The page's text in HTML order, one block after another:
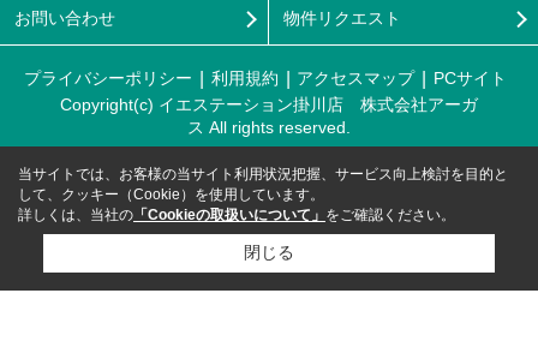
お問い合わせ 物件リクエスト
プライバシーポリシー 利用規約 アクセスマップ
PCサイト
Copyright(c) イエステーション掛川店 株式会社アーガ
ス All rights reserved.
当サイトでは、お客様の当サイト利用状況把握、サービス向上検討を目的と
して、クッキー（Cookie）を使用しています。
詳しくは、当社の 「Cookieの取扱いについて」 をご確認ください。
閉じる